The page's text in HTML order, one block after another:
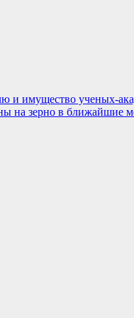
и имущество ученых-
на зерно в ближайшие